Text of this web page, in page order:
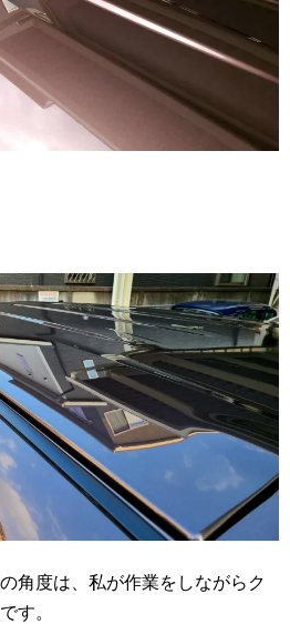
角度は、私が作業をしながらク
す。